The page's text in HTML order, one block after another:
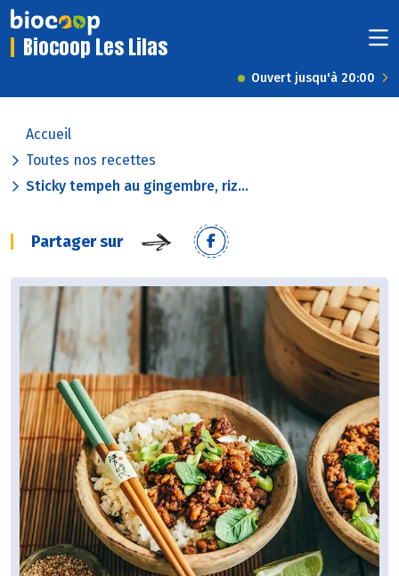
Biocoop Les Lilas
Ouvert jusqu'à 20:00
Accueil
Toutes nos recettes
Sticky tempeh au gingembre, riz...
Partager sur